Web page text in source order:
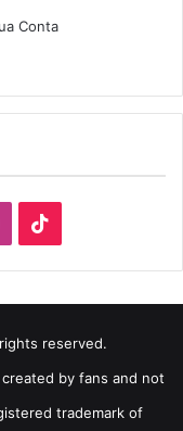
Conta
reserved.
by fans and not
trademark of